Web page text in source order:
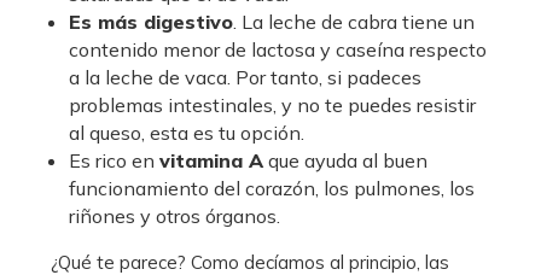
Es más digestivo . La leche de cabra tiene un
contenido menor de lactosa y caseína respecto
a la leche de vaca. Por tanto, si padeces
problemas intestinales, y no te puedes resistir
al queso, esta es tu opción.
Es rico envitamina A que ayuda al buen
funcionamiento del corazón, los pulmones, los
riñones y otros órganos.
¿Qué te parece? Como decíamos al principio, las